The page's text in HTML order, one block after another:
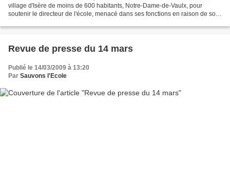
village d'Isère de moins de 600 habitants, Notre-Dame-de-Vaulx, pour
soutenir le directeur de l'école, menacé dans ses fonctions en raison de son
Revue de presse du 14 mars
Publié le 14/03/2009 à 13:20
Par Sauvons l'Ecole